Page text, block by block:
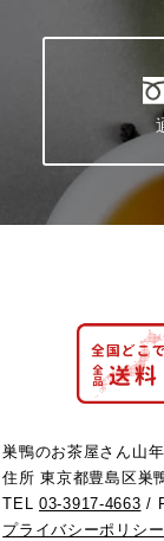
巣鴨のお茶屋さん山
住所 東京都豊島区巣
TEL03-3917-4663 /
プライバシーポリシー